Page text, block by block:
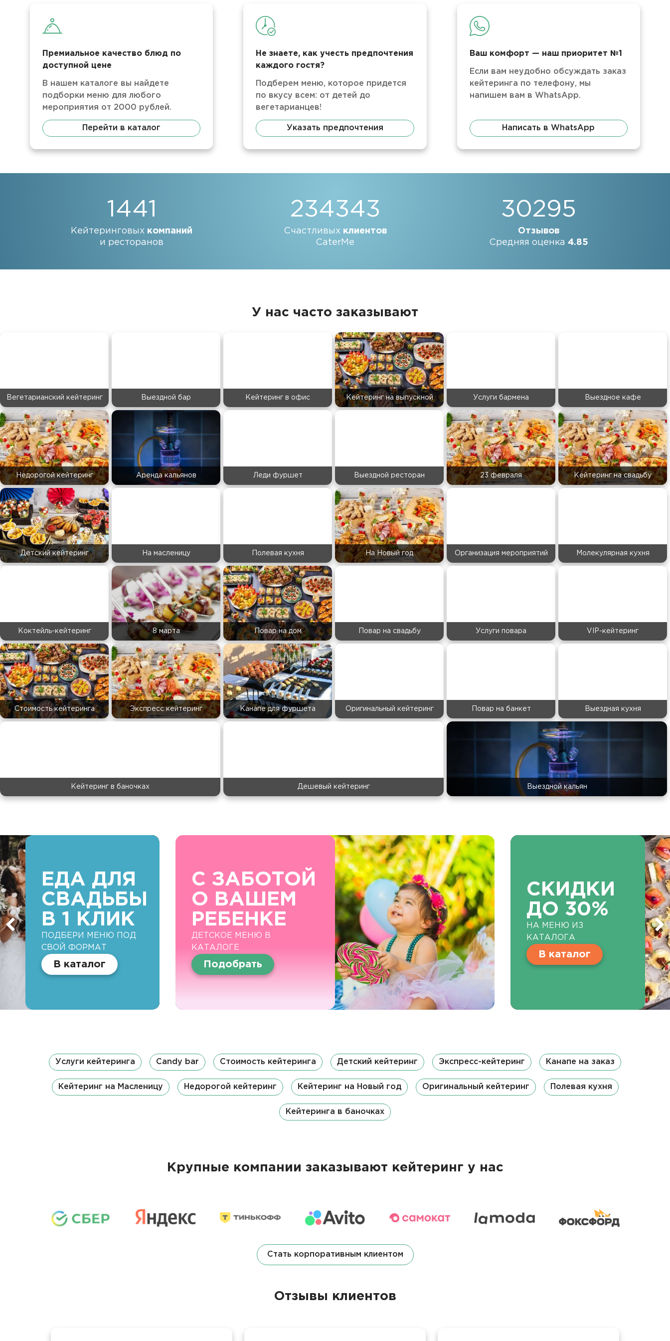
Премиальное качество блюд по
доступной цене
В нашем каталоге вы найдете
подборки меню для любого
мероприятия от 2000 рублей.
Перейти в каталог
Не знаете, как учесть предпочтения
каждого гостя?
Подберем меню, которое придется
по вкусу всем: от детей до
вегетарианцев!
Указать предпочтения
Ваш комфорт — наш приоритет №1
Если вам неудобно обсуждать заказ
кейтеринга по телефону, мы
напишем вам в WhatsApp.
Написать в WhatsApp
1441
Кейтеринговых компаний
и ресторанов
234343
Счастливых клиентов
CaterMe
30295
Отзывов
Средняя оценка 4.85
У нас часто заказывают
Вегетарианский кейтеринг Выездной бар Кейтеринг в офис Кейтеринг на выпускной Услуги бармена Выездное кафе
Недорогой кейтеринг Аренда кальянов Леди фуршет Выездной ресторан 23 февраля Кейтеринг на свадьбу
Детский кейтеринг На масленицу Полевая кухня На Новый год Организация мероприятий Молекулярная кухня
Коктейль-кейтеринг 8 марта Повар на дом Повар на свадьбу Услуги повара VIP-кейтеринг
Стоимость кейтеринга Экспресс кейтеринг Канапе для фуршета Оригинальный кейтеринг Повар на банкет Выездная кухня
Кейтеринг в баночках Дешевый кейтеринг Выездной кальян
ЕДА ДЛЯ
СВАДЬБЫ
В 1 КЛИК
ПОДБЕРИ МЕНЮ ПОД
СВОЙ ФОРМАТ
В каталог
С ЗАБОТОЙ
О ВАШЕМ
РЕБЕНКЕ
ДЕТСКОЕ МЕНЮ В
КАТАЛОГЕ
Подобрать
СКИДКИ
ДО 30%
НА МЕНЮ ИЗ
КАТАЛОГА
В каталог
Услуги кейтеринга Candy bar Стоимость кейтеринга Детский кейтеринг Экспресс-кейтеринг Канапе на заказ
Кейтеринг на Масленицу Недорогой кейтеринг Кейтеринг на Новый год Оригинальный кейтеринг Полевая кухня
Кейтеринга в баночках
Крупные компании заказывают кейтеринг у нас
Стать корпоративным клиентом
Отзывы клиентов